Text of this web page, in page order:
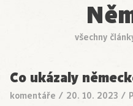
všechny
Co ukázaly
komentáře / 20. 10. 2023 /